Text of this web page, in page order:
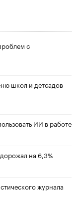
с
школ и детсадов
ИИ в работе
на 6,3%
журнала